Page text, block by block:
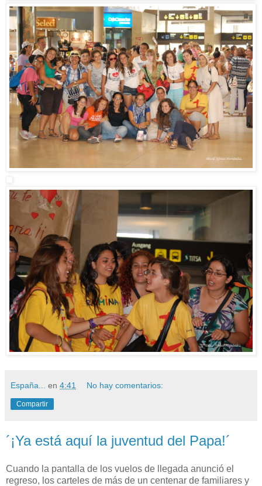
España... en 4:41 No hay comentarios:
Compartir
´¡Ya está aquí la juventud del Papa!´
Cuando la pantalla de los vuelos de llegada anunció el
regreso, los carteles de más de un centenar de familiares y